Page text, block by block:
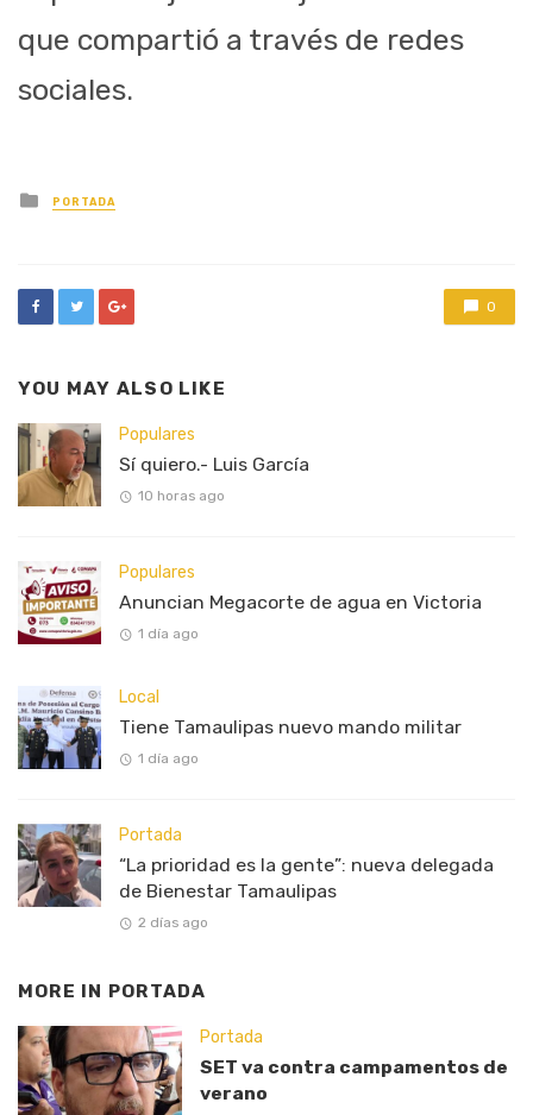
que compartió a través de redes
sociales.
Posted
in
PORTADA
0
YOU MAY ALSO LIKE
Populares
Sí quiero.- Luis García
10 horas ago
Populares
Anuncian Megacorte de agua en Victoria
1 día ago
Local
Tiene Tamaulipas nuevo mando militar
1 día ago
Portada
“La prioridad es la gente”: nueva delegada
de Bienestar Tamaulipas
2 días ago
MORE IN PORTADA
Portada
SET va contra campamentos de
verano